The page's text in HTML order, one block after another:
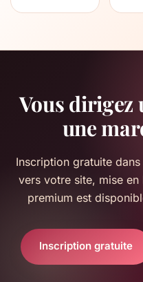
Vous dirigez
une
Inscription gratuite
vers votre site, mise
premium est
Inscription gratuite